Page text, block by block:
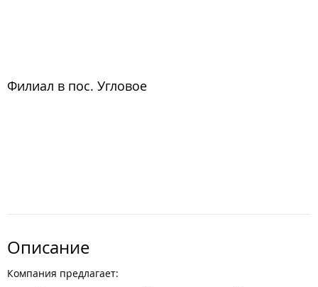
Филиал в пос. Угловое
Описание
Компания предлагает: